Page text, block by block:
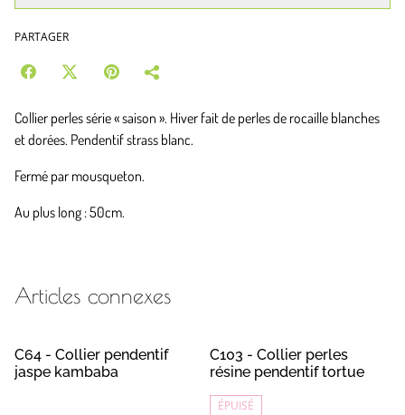
PARTAGER
Collier perles série « saison ». Hiver fait de perles de rocaille blanches
et dorées. Pendentif strass blanc.
Fermé par mousqueton.
Au plus long : 50cm.
Articles connexes
C64 - Collier pendentif
jaspe kambaba
C103 - Collier perles
résine pendentif tortue
ÉPUISÉ